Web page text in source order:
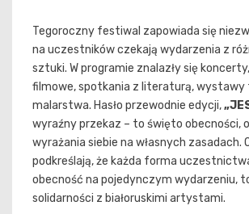
Tegoroczny festiwal zapowiada się
na uczestników czekają wydarzenia z
sztuki. W programie znalazły się
filmowe, spotkania z literaturą,
malarstwa. Hasło przewodnie edycji,
wyraźny przekaz – to święto obecności,
wyrażania siebie na własnych zasadach.
podkreślają, że każda forma
obecność na pojedynczym wydarzeniu,
solidarności z białoruskimi artystami.